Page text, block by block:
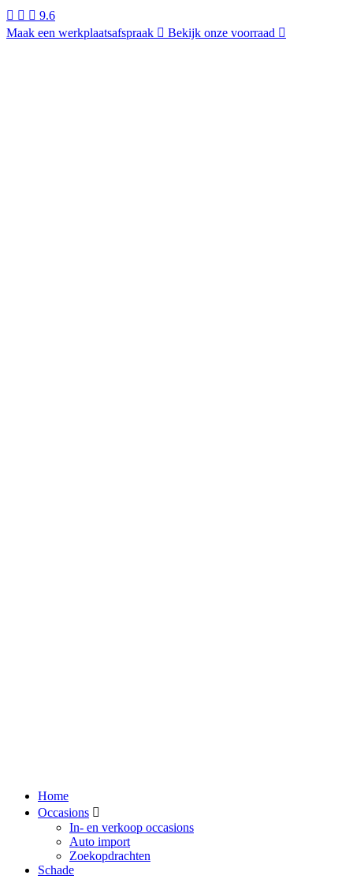
9.6
Maak een werkplaatsafspraak
Bekijk onze voorraad
Home
Occasions
In- en verkoop occasions
Auto import
Zoekopdrachten
Schade